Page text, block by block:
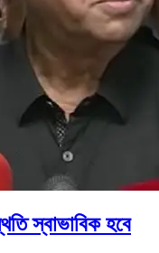
স্বাভাবিক হবে